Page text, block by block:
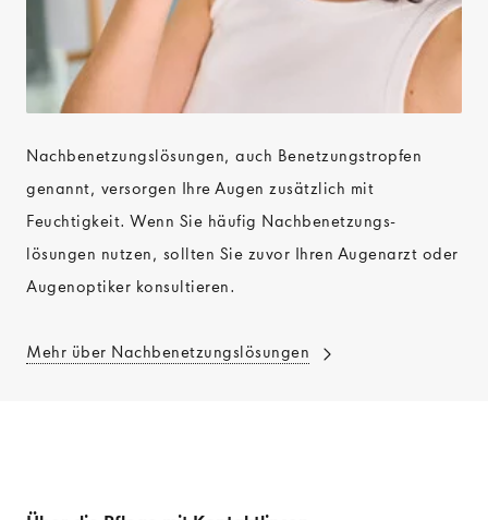
Nachbenetzungslösungen, auch Benetzungstropfen
genannt, versorgen Ihre Augen zusätzlich mit
Feuchtigkeit. Wenn Sie häufig Nachbenetzungs-
lösungen nutzen, sollten Sie zuvor Ihren Augenarzt oder
Augenoptiker konsultieren.
Mehr über Nachbenetzungslösungen